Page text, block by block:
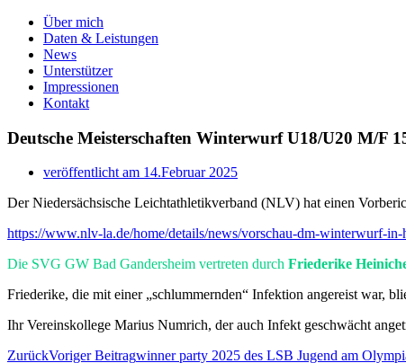
Über mich
Daten & Leistungen
News
Unterstützer
Impressionen
Kontakt
Deutsche Meisterschaften Winterwurf U18/U20 M/F
veröffentlicht am 14.Februar 2025
Der Niedersächsische Leichtathletikverband (NLV) hat einen
https://www.nlv-la.de/home/details/news/vorschau-dm-winterwurf-in-
Die SVG GW Bad Gandersheim vertreten durch Friederike
Friederike, die mit einer „schlummernden“ Infektion angereist war,
Ihr Vereinskollege Marius Numrich, der auch Infekt geschwächt
ZurückVoriger Beitragwinner party 2025 des LSB Jugend am